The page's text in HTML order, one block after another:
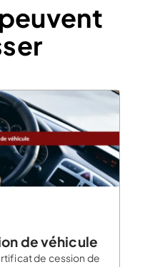
de véhicule
de cession de